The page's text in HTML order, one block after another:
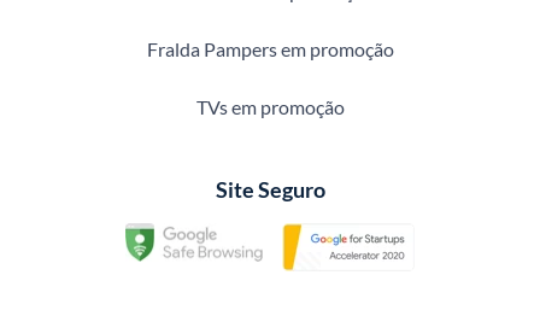
Fralda Pampers em promoção
TVs em promoção
Site Seguro